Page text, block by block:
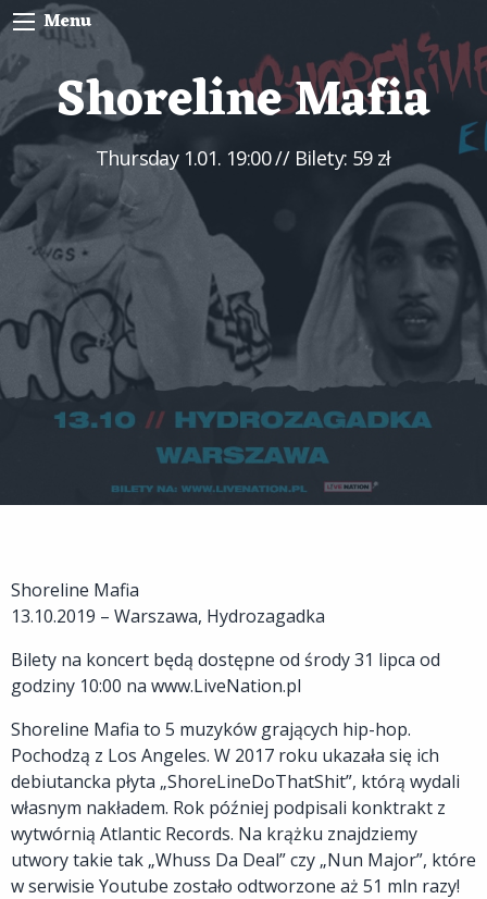
Menu
Shoreline Mafia
Thursday 1.01. 19:00// Bilety: 59 zł
Shoreline Mafia
13.10.2019 – Warszawa, Hydrozagadka
Bilety na koncert będą dostępne od środy 31 lipca od
godziny 10:00 na www.LiveNation.pl
Shoreline Mafia to 5 muzyków grających hip-hop.
Pochodzą z Los Angeles. W 2017 roku ukazała się ich
debiutancka płyta „ShoreLineDoThatShit”, którą wydali
własnym nakładem. Rok później podpisali konktrakt z
wytwórnią Atlantic Records. Na krążku znajdziemy
utwory takie tak „Whuss Da Deal” czy „Nun Major”, które
w serwisie Youtube zostało odtworzone aż 51 mln razy!